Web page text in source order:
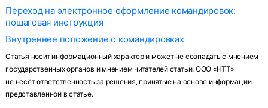
Переход на электронное оформление командировок:
пошаговая инструкция
Внутреннее положение о командировках
Статья носит информационный характер и может не совпадать с мнением
государственных органов и мнением читателей статьи. ООО «НТТ»
не несёт ответственность за решения, принятые на основе информации,
представленной в статье.